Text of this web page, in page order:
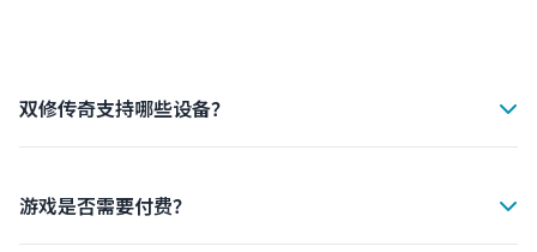
双修传奇支持哪些设备？
游戏是否需要付费？